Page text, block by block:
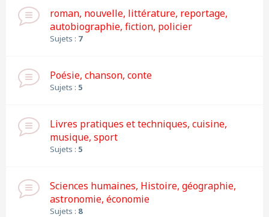
roman, nouvelle, littérature, reportage,
autobiographie, fiction, policier
Sujets : 7
Poésie, chanson, conte
Sujets : 5
Livres pratiques et techniques, cuisine,
musique, sport
Sujets : 5
Sciences humaines, Histoire, géographie,
astronomie, économie
Sujets : 8